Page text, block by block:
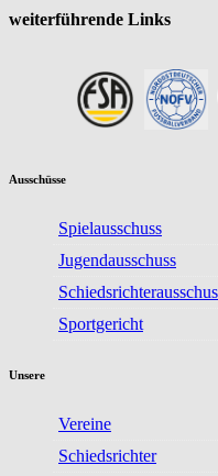
weiterführende Links
Ausschüsse
Spielausschuss
Jugendausschuss
Sportgericht
Unsere
Vereine
Schiedsrichter